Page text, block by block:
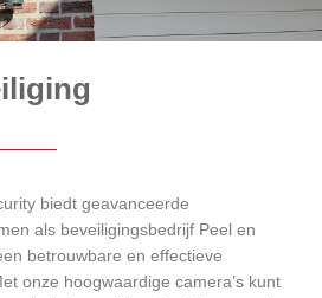
biedt geavanceerde
als beveiligingsbedrijf Peel en
betrouwbare en effectieve
onze hoogwaardige camera’s kunt